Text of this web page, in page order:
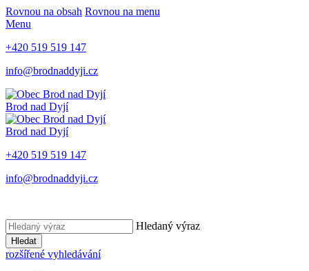
Rovnou na obsah Rovnou na menu
Menu
+420 519 519 147
info@brodnaddyji.cz
Brod nad Dyjí
Brod nad Dyjí
+420 519 519 147
info@brodnaddyji.cz
Hledaný výraz
Hledat
rozšířené vyhledávání